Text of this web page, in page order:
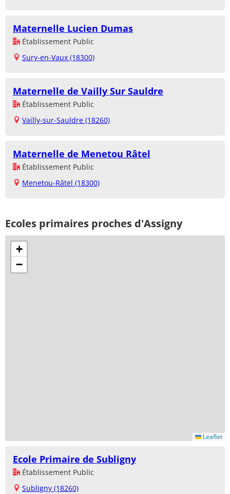
Maternelle Lucien Dumas
Établissement Public
Sury-en-Vaux (18300)
Maternelle de Vailly Sur Sauldre
Établissement Public
Vailly-sur-Sauldre (18260)
Maternelle de Menetou Râtel
Établissement Public
Menetou-Râtel (18300)
Ecoles primaires proches d'Assigny
+
−
Leaflet
Ecole Primaire de Subligny
Établissement Public
Subligny (18260)